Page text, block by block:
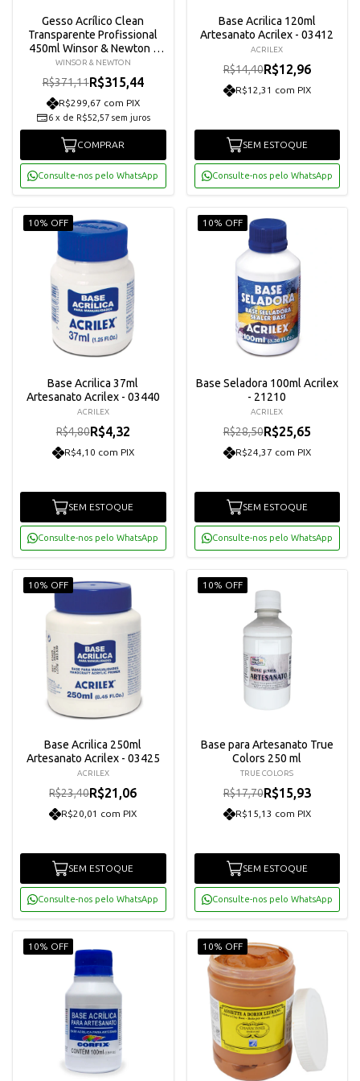
Gesso Acrílico Clean
Transparente Profissional
450ml Winsor & Newton -
3050919
WINSOR & NEWTON
R$371,11R$315,44
R$299,67 com PIX
6 x de R$52,57 sem juros
COMPRAR
Consulte-nos pelo WhatsApp
Base Acrilica 120ml
Artesanato Acrilex - 03412
ACRILEX
R$14,40R$12,96
R$12,31 com PIX
SEM ESTOQUE
Consulte-nos pelo WhatsApp
10% OFF
Base Acrilica 37ml
Artesanato Acrilex - 03440
ACRILEX
R$4,80R$4,32
R$4,10 com PIX
SEM ESTOQUE
Consulte-nos pelo WhatsApp
10% OFF
Base Seladora 100ml Acrilex
- 21210
ACRILEX
R$28,50R$25,65
R$24,37 com PIX
SEM ESTOQUE
Consulte-nos pelo WhatsApp
10% OFF
Base Acrilica 250ml
Artesanato Acrilex - 03425
ACRILEX
R$23,40R$21,06
R$20,01 com PIX
SEM ESTOQUE
Consulte-nos pelo WhatsApp
10% OFF
Base para Artesanato True
Colors 250 ml
TRUE COLORS
R$17,70R$15,93
R$15,13 com PIX
SEM ESTOQUE
Consulte-nos pelo WhatsApp
10% OFF 10% OFF